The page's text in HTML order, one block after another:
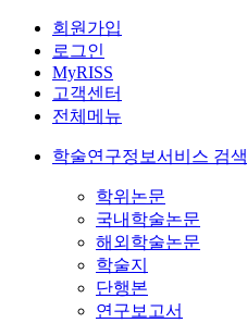
회원가입
로그인
MyRISS
고객센터
전체메뉴
학술연구정보서비스 검색
학위논문
국내학술논문
해외학술논문
학술지
단행본
연구보고서